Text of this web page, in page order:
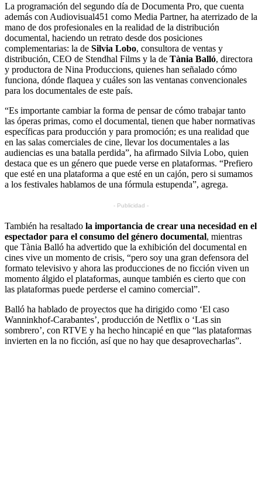
La programación del segundo día de Documenta Pro, que cuenta
además con Audiovisual451 como Media Partner, ha aterrizado de la
mano de dos profesionales en la realidad de la distribución
documental, haciendo un retrato desde dos posiciones
complementarias: la de Silvia Lobo, consultora de ventas y
distribución, CEO de Stendhal Films y la de Tània Balló, directora
y productora de Nina Produccions, quienes han señalado cómo
funciona, dónde flaquea y cuáles son las ventanas convencionales
para los documentales de este país.
“Es importante cambiar la forma de pensar de cómo trabajar tanto
las óperas primas, como el documental, tienen que haber normativas
específicas para producción y para promoción; es una realidad que
en las salas comerciales de cine, llevar los documentales a las
audiencias es una batalla perdida”, ha afirmado Silvia Lobo, quien
destaca que es un género que puede verse en plataformas. “Prefiero
que esté en una plataforma a que esté en un cajón, pero si sumamos
a los festivales hablamos de una fórmula estupenda”, agrega.
- Publicidad -
También ha resaltado la importancia de crear una necesidad en el
espectador para el consumo del género documental, mientras
que Tània Balló ha advertido que la exhibición del documental en
cines vive un momento de crisis, “pero soy una gran defensora del
formato televisivo y ahora las producciones de no ficción viven un
momento álgido el plataformas, aunque también es cierto que con
las plataformas puede perderse el camino comercial”.
Balló ha hablado de proyectos que ha dirigido como ‘El caso
Wanninkhof-Carabantes’, producción de Netflix o ‘Las sin
sombrero’, con RTVE y ha hecho hincapié en que “las plataformas
invierten en la no ficción, así que no hay que desaprovecharlas”.